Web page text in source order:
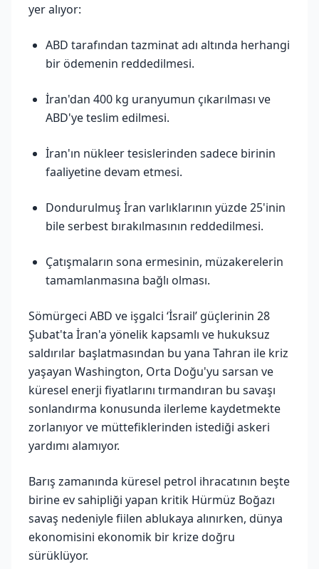
yer alıyor:
ABD tarafından tazminat adı altında herhangi
bir ödemenin reddedilmesi.
İran'dan 400 kg uranyumun çıkarılması ve
ABD'ye teslim edilmesi.
İran'ın nükleer tesislerinden sadece birinin
faaliyetine devam etmesi.
Dondurulmuş İran varlıklarının yüzde 25'inin
bile serbest bırakılmasının reddedilmesi.
Çatışmaların sona ermesinin, müzakerelerin
tamamlanmasına bağlı olması.
Sömürgeci ABD ve işgalci ‘İsrail’ güçlerinin 28
Şubat'ta İran'a yönelik kapsamlı ve hukuksuz
saldırılar başlatmasından bu yana Tahran ile kriz
yaşayan Washington, Orta Doğu'yu sarsan ve
küresel enerji fiyatlarını tırmandıran bu savaşı
sonlandırma konusunda ilerleme kaydetmekte
zorlanıyor ve müttefiklerinden istediği askeri
yardımı alamıyor.
Barış zamanında küresel petrol ihracatının beşte
birine ev sahipliği yapan kritik Hürmüz Boğazı
savaş nedeniyle fiilen ablukaya alınırken, dünya
ekonomisini ekonomik bir krize doğru
sürüklüyor.